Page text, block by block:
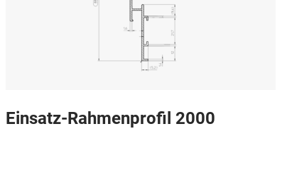
Einsatz-Rahmenprofil 2000